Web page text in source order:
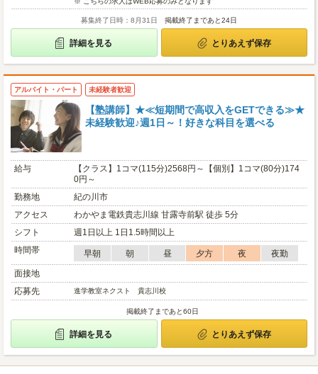
募集終了日時：8月31日 掲載終了まであと24日
詳細を見る とりあえず保存
アルバイト・パート 未経験者歓迎
【塾講師】★≪短期間で高収入をGETできる≫★
未経験歓迎♪週1日～！好きな科目を選べる
給与
【クラス】1コマ(115分)2568円～【個別】1コマ(80分)174
0円～
勤務地
紀の川市
アクセス
わかやま電鉄貴志川線 甘露寺前駅 徒歩 5分
シフト
週1日以上 1日1.5時間以上
時間帯
早朝 朝 昼 夕方 夜
夜勤
面接地
応募先
進学教室ネクスト 貴志川校
掲載終了まであと60日
詳細を見る とりあえず保存